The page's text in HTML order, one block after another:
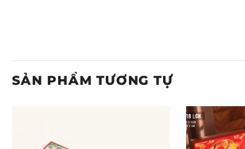
SẢN PHẨM TƯƠNG TỰ